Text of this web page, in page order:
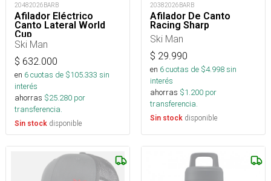
20482026BARB
Afilador Eléctrico
Canto Lateral World
Cup
Ski Man
$ 632.000
en 6cuotas de $105.333 sin
interés
ahorras $25.280 por
transferencia.
Sin stock disponible
20382026BARB
Afilador De Canto
Racing Sharp
Ski Man
$ 29.990
en 6cuotas de $4.998sin
interés
ahorras $1.200 por
transferencia.
Sin stock disponible